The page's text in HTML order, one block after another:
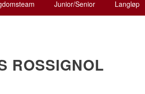
Junior/Senior Langløp
ROSSIGNOL